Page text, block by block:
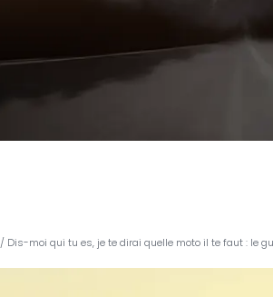
/ Dis-moi qui tu es, je te dirai quelle moto il te faut : le